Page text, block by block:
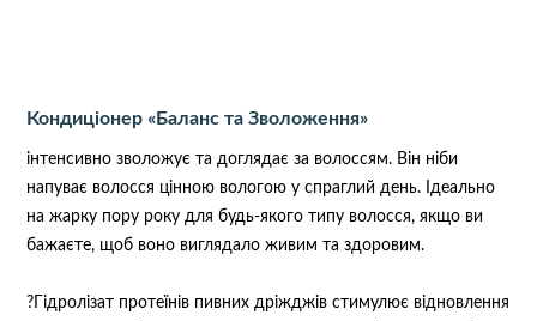
Кондиціонер «Баланс та Зволоження»
інтенсивно зволожує та доглядає за волоссям. Він ніби
напуває волосся цінною вологою у спраглий день. Ідеально
на жарку пору року для будь-якого типу волосся, якщо ви
бажаєте, щоб воно виглядало живим та здоровим.
?Гідролізат протеїнів пивних дріжджів стимулює відновлення